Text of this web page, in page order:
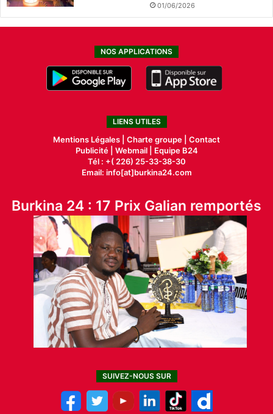
01/06/2026
NOS APPLICATIONS
LIENS UTILES
Mentions Légales | Charte groupe | Contact
Publicité| Webmail |
Equipe B24
Tél : +( 226) 25-33-38-30
Email: info[at]burkina24.com
Burkina 24 : 17 Prix Galian remportés
SUIVEZ-NOUS SUR